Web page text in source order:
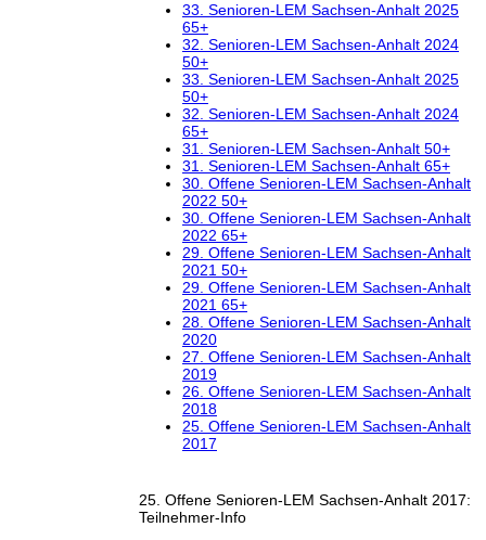
33. Senioren-LEM Sachsen-Anhalt 2025
65+
32. Senioren-LEM Sachsen-Anhalt 2024
50+
33. Senioren-LEM Sachsen-Anhalt 2025
50+
32. Senioren-LEM Sachsen-Anhalt 2024
65+
31. Senioren-LEM Sachsen-Anhalt 50+
31. Senioren-LEM Sachsen-Anhalt 65+
30. Offene Senioren-LEM Sachsen-Anhalt
2022 50+
30. Offene Senioren-LEM Sachsen-Anhalt
2022 65+
29. Offene Senioren-LEM Sachsen-Anhalt
2021 50+
29. Offene Senioren-LEM Sachsen-Anhalt
2021 65+
28. Offene Senioren-LEM Sachsen-Anhalt
2020
27. Offene Senioren-LEM Sachsen-Anhalt
2019
26. Offene Senioren-LEM Sachsen-Anhalt
2018
25. Offene Senioren-LEM Sachsen-Anhalt
2017
25. Offene Senioren-LEM Sachsen-Anhalt 2017:
Teilnehmer-Info